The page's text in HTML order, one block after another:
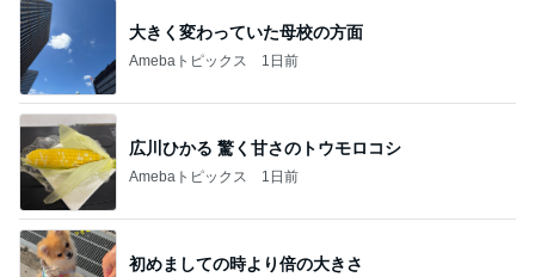
大きく変わっていた母校の方面
Amebaトピックス 1日前
広川ひかる 驚く甘さのトウモロコシ
Amebaトピックス 1日前
初めましての時より倍の大きさ